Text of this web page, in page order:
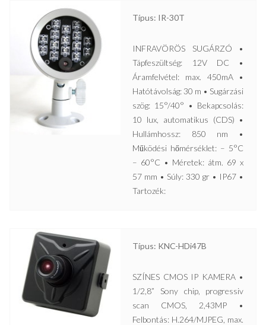
Típus: IR-30T
INFRAVÖRÖS SUGÁRZÓ •
Tápfeszültség: 12V DC •
Áramfelvétel: max. 450mA •
Hatótávolság: 30 m • Sugárzási
szög: 15°/40° • Bekapcsolás:
10 lux, automatikus (CDS) •
Hullámhossz: 850 nm •
Működési hőmérséklet: – 5°C
– 60°C • Méretek: átm. 69 x
57 mm • Súly: 330 gr • IP67 •
Tartozék:
Típus: KNC-HDi47B
SZÍNES CMOS IP KAMERA •
1/2,8” Sony chip, progressiv
scan CMOS, 2,43MP •
Felbontás: H.264/MJPEG, max.